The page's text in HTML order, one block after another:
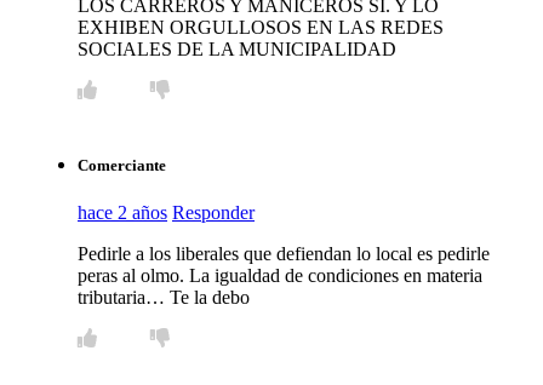
LOS CARREROS Y MANICEROS SI. Y LO
EXHIBEN ORGULLOSOS EN LAS REDES
SOCIALES DE LA MUNICIPALIDAD
Comerciante
hace 2 años Responder
Pedirle a los liberales que defiendan lo local es pedirle
peras al olmo. La igualdad de condiciones en materia
tributaria… Te la debo